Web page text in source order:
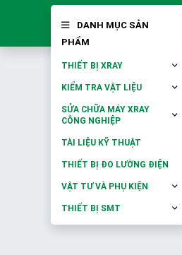
DANH MỤC SẢN
PHẨM
THIẾT BỊ XRAY
KIỂM TRA VẬT LIỆU
SỬA CHỮA MÁY XRAY
CÔNG NGHIỆP
TÀI LIỆU KỸ THUẬT
THIẾT BỊ ĐO LƯỜNG ĐIỆN
VẬT TƯ VÀ PHỤ KIỆN
THIẾT BỊ SMT